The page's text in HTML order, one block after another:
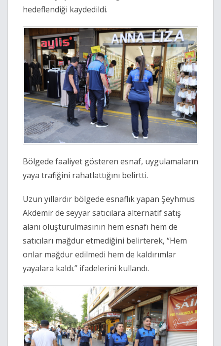
hedeflendiği kaydedildi.
Bölgede faaliyet gösteren esnaf, uygulamaların
yaya trafiğini rahatlattığını belirtti.
Uzun yıllardır bölgede esnaflık yapan Şeyhmus
Akdemir de seyyar satıcılara alternatif satış
alanı oluşturulmasının hem esnafı hem de
satıcıları mağdur etmediğini belirterek, “Hem
onlar mağdur edilmedi hem de kaldırımlar
yayalara kaldı.” ifadelerini kullandı.